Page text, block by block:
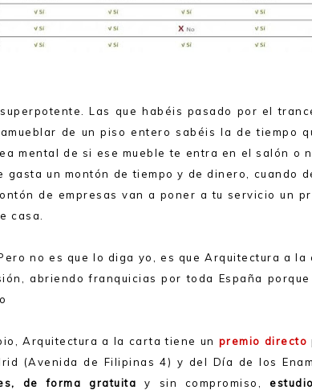
Las que habéis pasado por el
de un piso entero sabéis la de tiempo
mental de si ese mueble te entra en el salón o
un montón de tiempo y de dinero, cuando
de empresas van a poner a tu servicio un
casa.
no es que lo diga yo, es que Arquitectura a la
abriendo franquicias por toda España
Arquitectura a la carta tiene un premio directo
(Avenida de Filipinas 4) y del Día de los
de forma gratuitay sin compromiso,